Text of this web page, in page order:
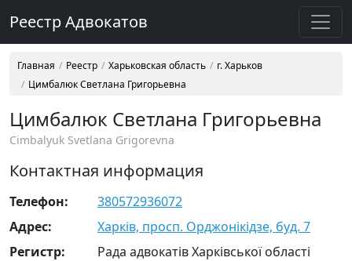
Реестр Адвокатов
Главная Реестр Харьковская область
г. Харьков
Цимбалюк Светлана Григорьевна
Цимбалюк Светлана Григорьевна
Cimbalyuk Svetlana Grigorevna
Контактная информация
Телефон:
380572936072
Адрес:
Харків, просп. Орджонікідзе, буд. 7
Регистр:
Рада адвокатів Харківської області